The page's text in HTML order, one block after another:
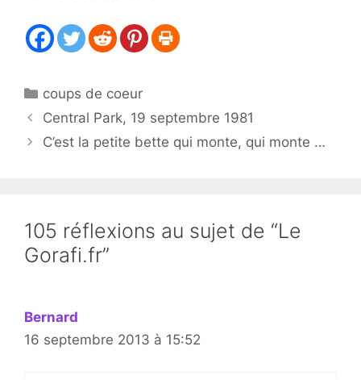
Catégories
coups de coeur
Central Park, 19 septembre 1981
C’est la petite bette qui monte, qui monte …
105 réflexions au sujet de “Le
Gorafi.fr”
Bernard
16 septembre 2013 à 15:52